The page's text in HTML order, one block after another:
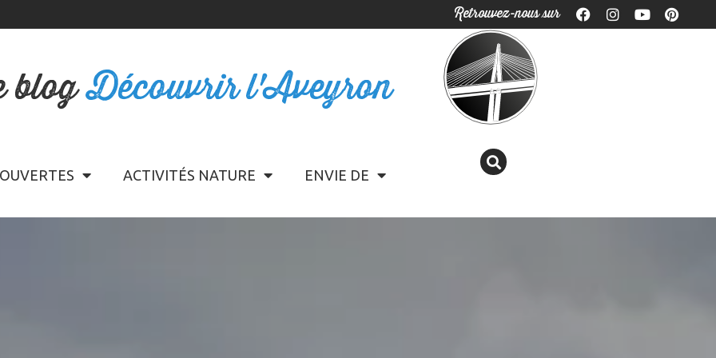
Retrouvez-nous sur
blogDécouvrir l'Aveyron
ACTIVITÉS NATURE ENVIE DE